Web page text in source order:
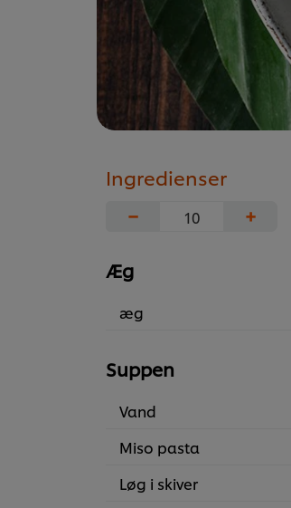
Ingredienser
−
+
Æg
æg
Suppen
Vand
Miso pasta
Løg i skiver